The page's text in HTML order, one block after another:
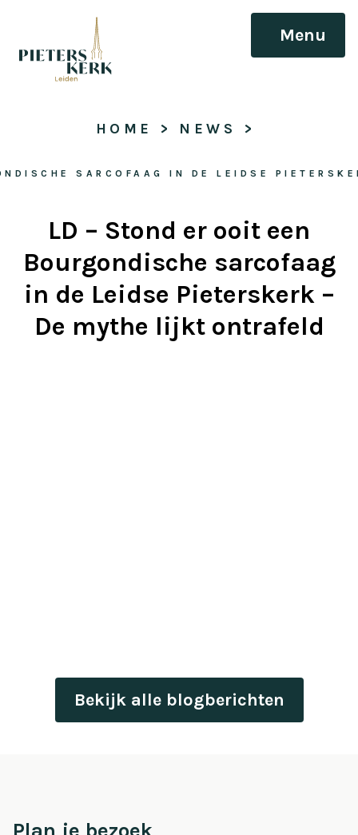
Menu
HOME > NEWS >
SARCOFAAG IN DE LEIDSE
LD – Stond er ooit een
Bourgondische sarcofaag
in de Leidse Pieterskerk –
De mythe lijkt ontrafeld
Bekijk alle blogberichten